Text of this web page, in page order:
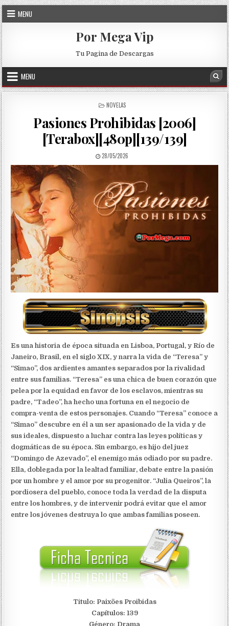
Skip to content
MENU
Por Mega Vip
Tu Pagina de Descargas
MENU
POSTED IN
NOVELAS
Pasiones Prohibidas [2006]
[Terabox][480p][139/139]
PUBLISHED DATE:
28/05/2026
Es una historia de época situada en Lisboa, Portugal, y Río de
Janeiro, Brasil, en el siglo XIX, y narra la vida de “Teresa” y
“Simao”, dos ardientes amantes separados por la rivalidad
entre sus familias. “Teresa” es una chica de buen corazón que
pelea por la equidad en favor de los esclavos, mientras su
padre, “Tadeo”, ha hecho una fortuna en el negocio de
compra-venta de estos personajes. Cuando “Teresa” conoce a
“Simao” descubre en él a un ser apasionado de la vida y de
sus ideales, dispuesto a luchar contra las leyes políticas y
dogmáticas de su época. Sin embargo, es hijo del juez
“Domingo de Azevado”, el enemigo más odiado por su padre.
Ella, doblegada por la lealtad familiar, debate entre la pasión
por un hombre y el amor por su progenitor. “Julia Queiros”, la
pordiosera del pueblo, conoce toda la verdad de la disputa
entre los hombres, y de intervenir podrá evitar que el amor
entre los jóvenes destruya lo que ambas familias poseen.
Titulo: Paixões Proibidas
Capítulos: 139
Género: Drama